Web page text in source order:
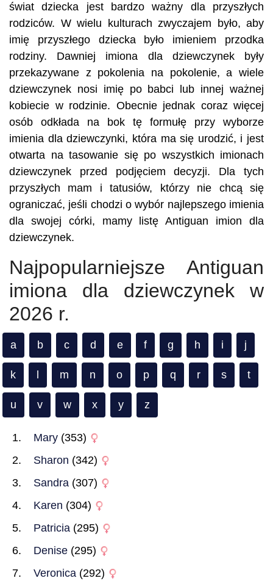
świat dziecka jest bardzo ważny dla przyszłych
rodziców. W wielu kulturach zwyczajem było, aby
imię przyszłego dziecka było imieniem przodka
rodziny. Dawniej imiona dla dziewczynek były
przekazywane z pokolenia na pokolenie, a wiele
dziewczynek nosi imię po babci lub innej ważnej
kobiecie w rodzinie. Obecnie jednak coraz więcej
osób odkłada na bok tę formułę przy wyborze
imienia dla dziewczynki, która ma się urodzić, i jest
otwarta na tasowanie się po wszystkich imionach
dziewczynek przed podjęciem decyzji. Dla tych
przyszłych mam i tatusiów, którzy nie chcą się
ograniczać, jeśli chodzi o wybór najlepszego imienia
dla swojej córki, mamy listę Antiguan imion dla
dziewczynek.
Najpopularniejsze Antiguan
imiona dla dziewczynek w
2026 r.
a b c d e f g h i j
k m n o p q r s t
u v w x y z
Mary (353)
Sharon (342)
Sandra (307)
Karen (304)
Patricia (295)
Denise (295)
Veronica (292)